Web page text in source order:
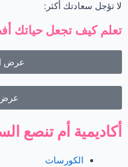
لا تؤجل سعادتك أكثر:
تعلم كيف تجعل حياتك
عرض
عرض
أكاديمية أم تنصع
الكورسات